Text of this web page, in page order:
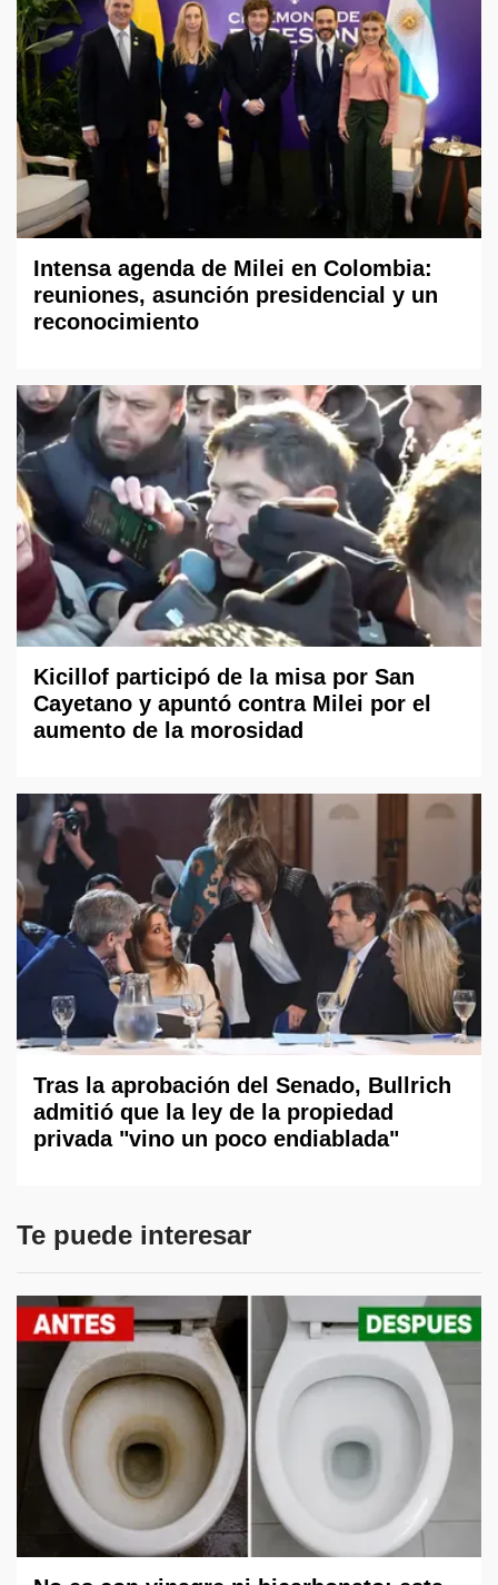
Intensa agenda de Milei en Colombia:
reuniones, asunción presidencial y un
reconocimiento
Kicillof participó de la misa por San
Cayetano y apuntó contra Milei por el
aumento de la morosidad
Tras la aprobación del Senado, Bullrich
admitió que la ley de la propiedad
privada "vino un poco endiablada"
Te puede interesar